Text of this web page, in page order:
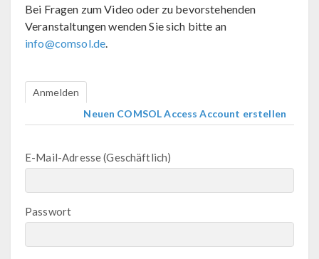
Bei Fragen zum Video oder zu bevorstehenden
Veranstaltungen wenden Sie sich bitte an
info@comsol.de.
Anmelden
Neuen COMSOL Access Account erstellen
E-Mail-Adresse (Geschäftlich)
Passwort